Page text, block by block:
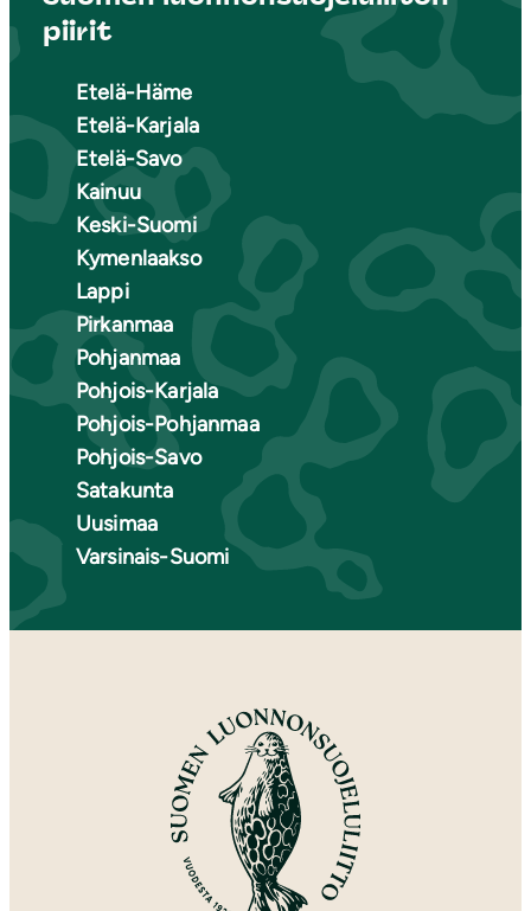
piirit
Etelä-Häme
Etelä-Karjala
Etelä-Savo
Kainuu
Keski-Suomi
Kymenlaakso
Lappi
Pirkanmaa
Pohjanmaa
Pohjois-Karjala
Pohjois-Pohjanmaa
Pohjois-Savo
Satakunta
Uusimaa
Varsinais-Suomi